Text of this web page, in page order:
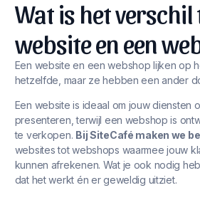
Wat is het verschil
website en een
Een website en een webshop lijken op
hetzelfde, maar ze hebben een ander
Een website is ideaal om jouw diensten
presenteren, terwijl een webshop is
te verkopen. Bij SiteCafé maken we
websites tot webshops waarmee jouw
kunnen afrekenen. Wat je ook nodig
dat het werkt én er geweldig uitziet.